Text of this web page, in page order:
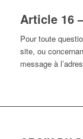
Article 16
Pour toute
site, ou
message à